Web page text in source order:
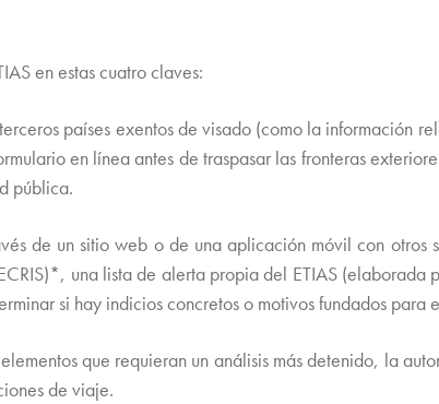
en estas cuatro claves:
países exentos de visado (como la información
en línea antes de traspasar las fronteras
pública.
de un sitio web o de una aplicación móvil con otros
una lista de alerta propia del ETIAS (elaborada
si hay indicios concretos o motivos fundados
que requieran un análisis más detenido, la
de viaje.